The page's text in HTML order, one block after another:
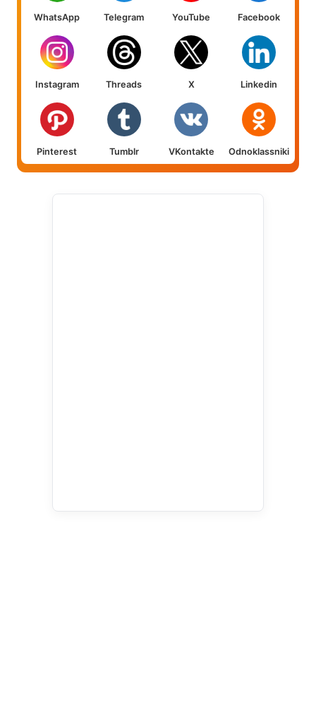
WhatsApp Telegram YouTube Facebook
Instagram Threads X Linkedin
Pinterest Tumblr VKontakte Odnoklassniki